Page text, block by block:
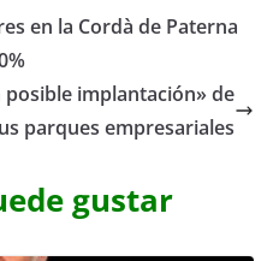
en la Cordà de Paterna
posible implantación» de
parques empresariales
gustar